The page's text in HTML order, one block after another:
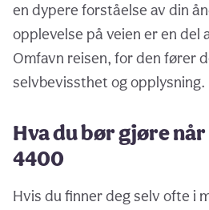
en dypere forståelse av din
opplevelse på veien er en del
Omfavn reisen, for den fører
selvbevissthet og opplysning.
Hva du bør gjøre
4400
Hvis du finner deg selv ofte i